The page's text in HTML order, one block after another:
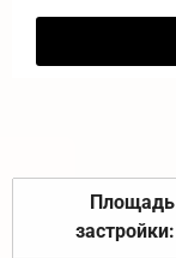
Площадь
застройки: